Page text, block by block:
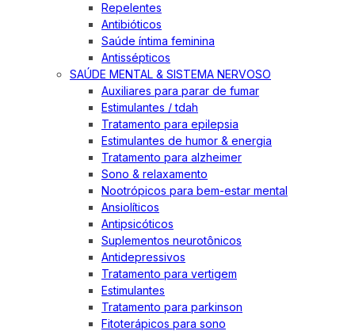
Repelentes
Antibióticos
Saúde íntima feminina
Antissépticos
SAÚDE MENTAL & SISTEMA NERVOSO
Auxiliares para parar de fumar
Estimulantes / tdah
Tratamento para epilepsia
Estimulantes de humor & energia
Tratamento para alzheimer
Sono & relaxamento
Nootrópicos para bem-estar mental
Ansiolíticos
Antipsicóticos
Suplementos neurotônicos
Antidepressivos
Tratamento para vertigem
Estimulantes
Tratamento para parkinson
Fitoterápicos para sono